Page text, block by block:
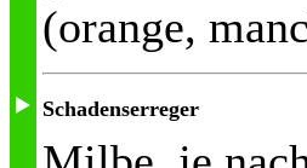
(orange,
Schadenserreger